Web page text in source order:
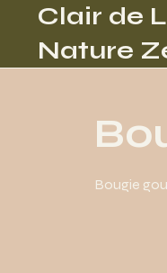
Clair de
Nature
Bougie